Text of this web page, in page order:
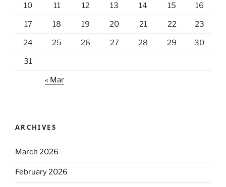
10 11 12 13 14 15 16
17 18 19 20 21 22 23
24 25 26 27 28 29 30
31
« Mar
ARCHIVES
March 2026
February 2026